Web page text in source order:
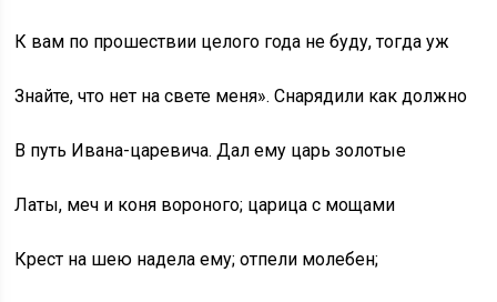
К вам по прошествии целого года не буду, тогда уж
Знайте, что нет на свете меня». Снарядили как должно
В путь Ивана-царевича. Дал ему царь золотые
Латы, меч и коня вороного; царица с мощами
Крест на шею надела ему; отпели молебен;